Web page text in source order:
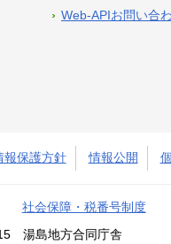
Web-APIお問い合
報保護方針 情報公開
社会保障・税番号制度
湯島地方合同庁舎